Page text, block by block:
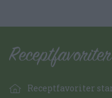
Receptfavoriter